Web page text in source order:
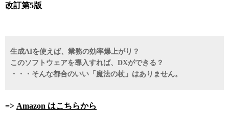
改訂第5版
生成AIを使えば、業務の効率爆上がり？
このソフトウェアを導入すれば、DXができる？
・・・そんな都合のいい「魔法の杖」はありません。
=> Amazon はこちらから